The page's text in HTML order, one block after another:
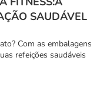
SAUDÁVEL
Com as embalagens
refeições saudáveis